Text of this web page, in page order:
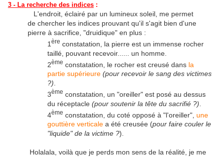
3 - La recherche des indices :
L'endroit, éclairé par un lumineux soleil, me permet
de chercher les indices prouvant qu'il s'agit bien d'une
pierre à sacrifice, "druidique" en plus :
1 ère constatation, la pierre est un immense rocher
taillé, pouvant recevoir...... un homme.
2ème constatation, le rocher est creusé dans la
partie supérieure (pour recevoir le sang des victimes
?)
3ème constatation, un "oreiller" est posé au dessus
du réceptacle (pour soutenir la tête du sacrifié ?)
4ème constatation, du coté opposé à "l'oreiller", une
gouttière verticale a été creusée (pour faire couler le
"liquide" de la victime ?).
Holalala, voilà que je perds mon sens de la réalité, je me